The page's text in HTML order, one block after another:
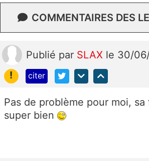
COMMENTAIRES DES
Publié par SLAX le 30/
!
citer
Pas de problème pour moi,
super bien